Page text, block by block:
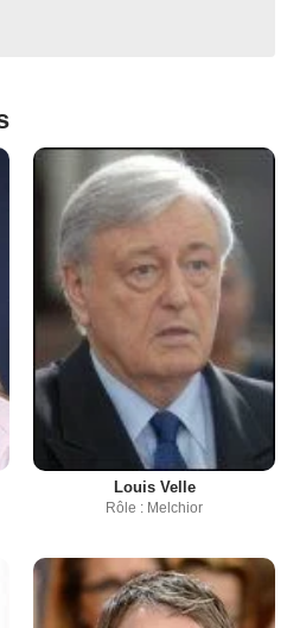
Louis Velle
Rôle : Melchior